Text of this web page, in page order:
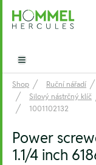
Hommel Hercules
Open main menu
Shop Ruční nářadí
Silový nástrčný klíč
1001102132
Power
1.1/4 inch